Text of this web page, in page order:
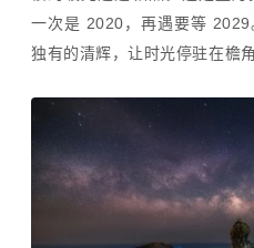
一次是 2020，再遇要等
独有的清辉，让时光停驻在檐